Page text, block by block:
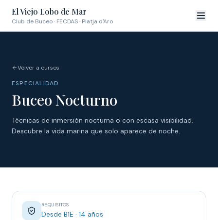
El Viejo Lobo de Mar
Club de Buceo · FECDAS · Platja d'Aro
Volver a cursos
ESPECIALIDAD
Buceo Nocturno
Técnicas de inmersión nocturna o con escasa visibilidad.
Descubre la vida marina que solo aparece de noche.
REQUISITOS
Desde B1E · 14 años